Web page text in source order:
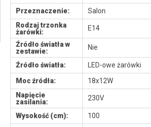
Przeznaczenie:
Salon
Rodzaj trzonka
żarówki:
E14
Źródło światła w
zestawie:
Nie
Źródło światła:
LED-owe żarówki
Moc źródła:
18x12W
Napięcie
zasilania:
230V
Wysokość (cm):
100